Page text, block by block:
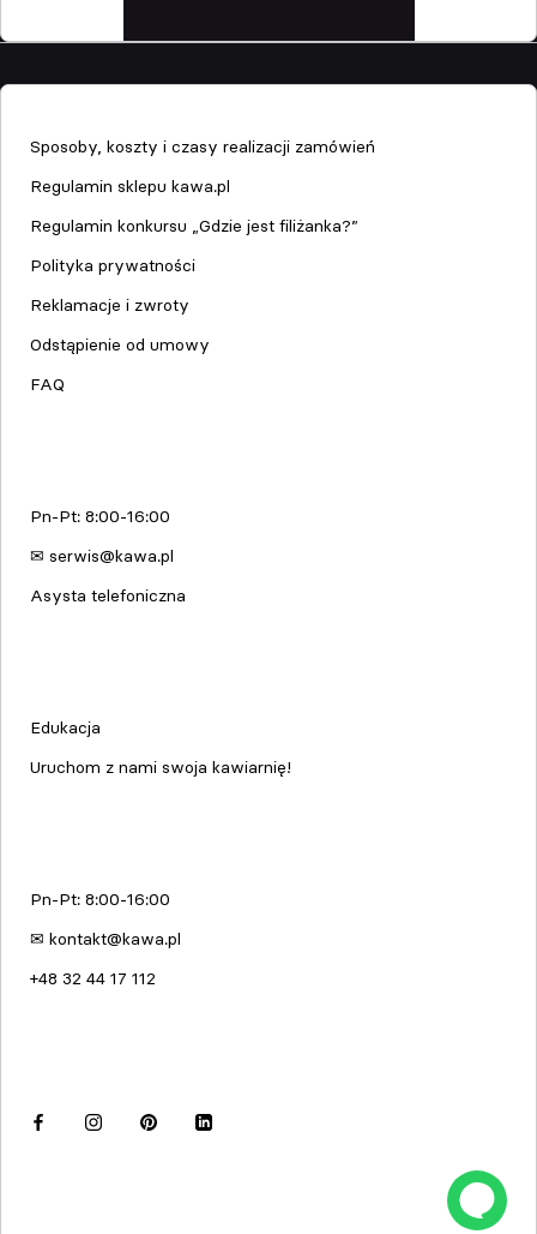
Sposoby, koszty i czasy realizacji zamówień
Regulamin sklepu kawa.pl
Regulamin konkursu „Gdzie jest filiżanka?”
Polityka prywatności
Reklamacje i zwroty
Odstąpienie od umowy
FAQ
Pn-Pt: 8:00-16:00
✉ serwis@kawa.pl
Asysta telefoniczna
Edukacja
Uruchom z nami swoja kawiarnię!
Pn-Pt: 8:00-16:00
✉ kontakt@kawa.pl
+48 32 44 17 112